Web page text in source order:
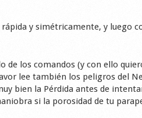
y simétricamente, y luego
de los comandos (y con ello
lee también los peligros del
bien la Pérdida antes de
si la porosidad de tu